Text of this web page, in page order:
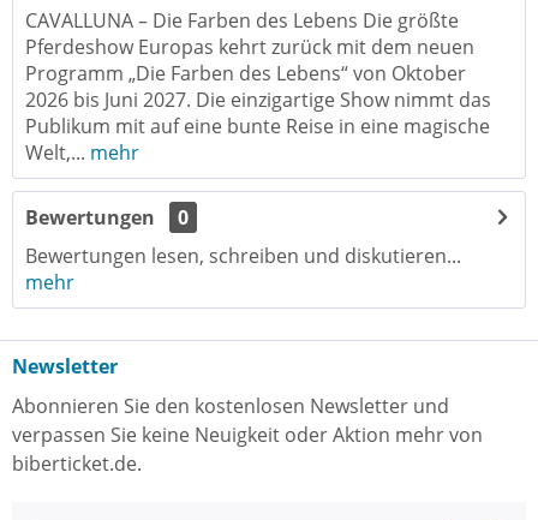
CAVALLUNA – Die Farben des Lebens Die größte
Pferdeshow Europas kehrt zurück mit dem neuen
Programm „Die Farben des Lebens“ von Oktober
2026 bis Juni 2027. Die einzigartige Show nimmt das
Publikum mit auf eine bunte Reise in eine magische
Welt,... mehr
Bewertungen
0
Bewertungen lesen, schreiben und diskutieren...
mehr
Newsletter
Abonnieren Sie den kostenlosen Newsletter und
verpassen Sie keine Neuigkeit oder Aktion mehr von
biberticket.de.